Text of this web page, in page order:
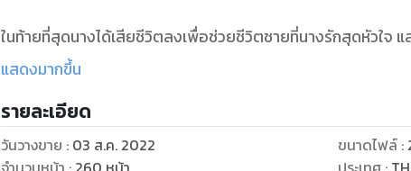
ในท้ายที่สุดนางได้เสียชีวิตลงเพื่อช่วยชีวิตชายที่นางรักสุดหัวใจ
ฆ่าสาวสลับเข้าร่าง เมื่อลืมตาตื่นขึ้นมาอีกครั้ง ความงดงามดั่งบุป
สตรีพิการบ่มเพาะพลังไม่ได้? เจ้าของร่างเก่าถูกสังหารทิ้งโดยไม่มี
จิตใจของเธออันไร้เมตตายังคงอยู่ เรื่องทั้งหมดเป็นแผนการของ
ได้เลย! ทุกคนไม่ว่าใครหน้าไหนที่มีส่วนเกี่ยวข้องกับแผนการนี้ จะไ
แสดงมากขึ้น
รายละเอียด
วันวางขาย : 03 ส.ค. 2022
ขนาดไฟล์: